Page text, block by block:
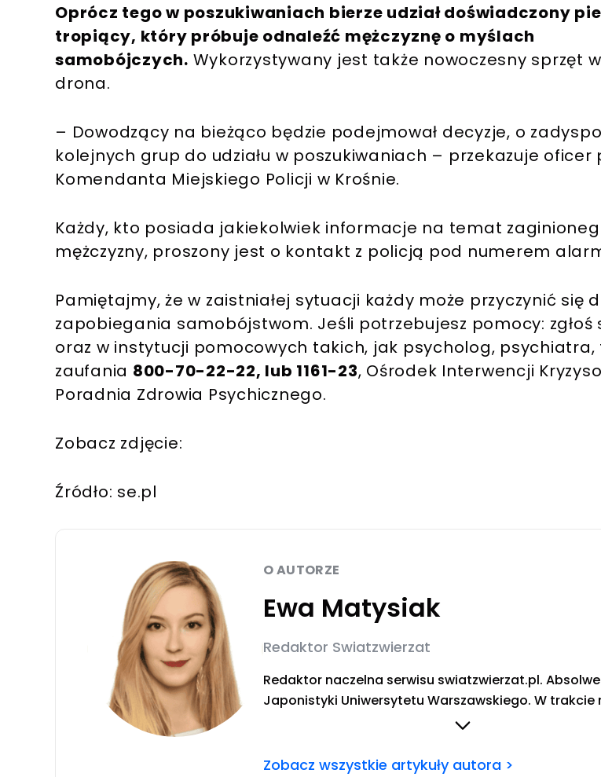
Oprócz tego w poszukiwaniach bierze udział doświadczony
tropiący, który próbuje odnaleźć mężczyznę o myślach
samobójczych. Wykorzystywany jest także nowoczesny sprzęt
drona.
– Dowodzący na bieżąco będzie podejmował decyzje, o
kolejnych grup do udziału w poszukiwaniach – przekazuje oficer
Komendanta Miejskiego Policji w Krośnie.
Każdy, kto posiada jakiekolwiek informacje na temat
mężczyzny, proszony jest o kontakt z policją pod numerem
Pamiętajmy, że w zaistniałej sytuacji każdy może przyczynić się
zapobiegania samobójstwom. Jeśli potrzebujesz pomocy: zgłoś
oraz w instytucji pomocowych takich, jak psycholog,
zaufania 800-70-22-22, lub 1161-23, Ośrodek Interwencji
Poradnia Zdrowia Psychicznego.
Zobacz zdjęcie:
Źródło: se.pl
O AUTORZE
Ewa Matysiak
Redaktor Swiatzwierzat
Redaktor naczelna serwisu swiatzwierzat.pl.
Japonistyki Uniwersytetu Warszawskiego. W trakcie
wyjazdu stypendialnego prowadziła badania nad
W życiu prywatnym niestrudzona podróżniczka
Zobacz wszystkie artykuły autora >